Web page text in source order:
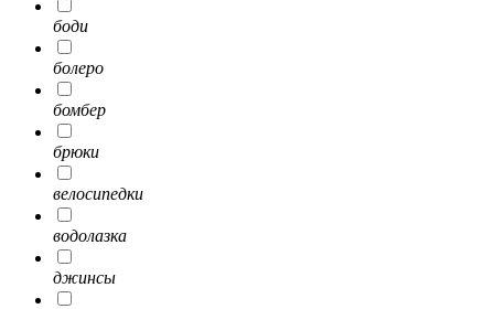
боди
болеро
бомбер
брюки
велосипедки
водолазка
джинсы